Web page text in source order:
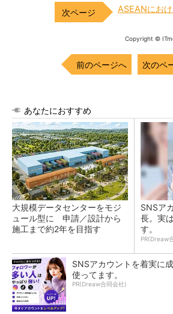
ASEANにお
Copyright ©
前のページへ 次のペ
あなたにおすすめ
大規模データセンターをモジ
ュール型に 申請／設計から
施工まで約2年を目指す
SNSア
長。実
す。
PR(Dreaw
SNSアカウントを着実に
使ってます。
PR(Dreaw合同会社)